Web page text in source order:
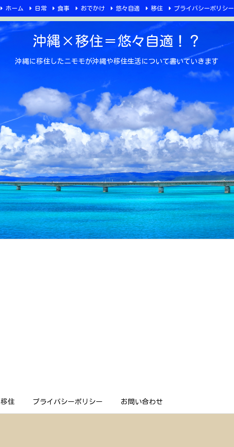
沖縄×移住＝悠々自適！？
沖縄に移住したニモモが沖縄や移住生活について書いていきます
移住 プライバシーポリシー お問い合わせ
ホーム 日常 食事 おでかけ 悠々自適 移住 プライバシーポリシー